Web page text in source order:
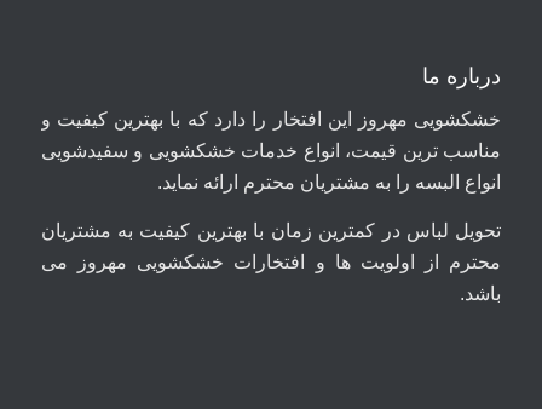
درباره ما
خشکشویی مهروز این افتخار را دارد که با بهترین کیفیت و
مناسب ترین قیمت، انواع خدمات خشکشویی و سفیدشویی
انواع البسه را به مشتریان محترم ارائه نماید.
تحویل لباس در کمترین زمان با بهترین کیفیت به مشتریان
محترم از اولویت ها و افتخارات خشکشویی مهروز می
باشد.